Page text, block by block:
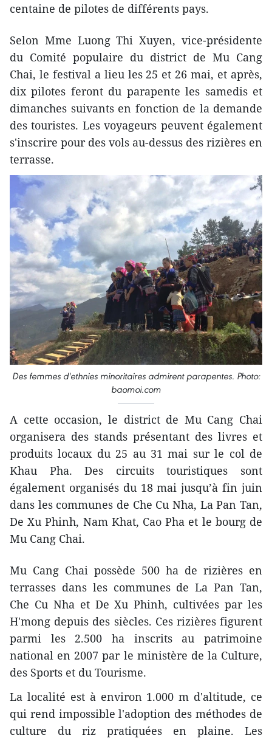
centaine de pilotes de différents pays.
Selon Mme Luong Thi Xuyen, vice-présidente
du Comité populaire du district de Mu Cang
Chai, le festival a lieu les 25 et 26 mai, et après,
dix pilotes feront du parapente les samedis et
dimanches suivants en fonction de la demande
des touristes. Les voyageurs peuvent également
s'inscrire pour des vols au-dessus des rizières en
terrasse.
Des femmes d'ethnies minoritaires admirent parapentes. Photo:
baomoi.com
A cette occasion, le district de Mu Cang Chai
organisera des stands présentant des livres et
produits locaux du 25 au 31 mai sur le col de
Khau Pha. Des circuits touristiques sont
également organisés du 18 mai jusqu’à fin juin
dans les communes de Che Cu Nha, La Pan Tan,
De Xu Phinh, Nam Khat, Cao Pha et le bourg de
Mu Cang Chai.
Mu Cang Chai possède 500 ha de rizières en
terrasses dans les communes de La Pan Tan,
Che Cu Nha et De Xu Phinh, cultivées par les
H'mong depuis des siècles. Ces rizières figurent
parmi les 2.500 ha inscrits au patrimoine
national en 2007 par le ministère de la Culture,
des Sports et du Tourisme.
La localité est à environ 1.000 m d'altitude, ce
qui rend impossible l'adoption des méthodes de
culture du riz pratiquées en plaine. Les